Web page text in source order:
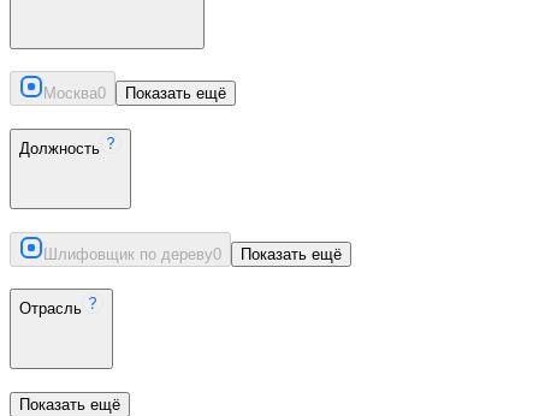
Москва0 Показать ещё
Должность
Шлифовщик по дереву0 Показать ещё
Отрасль
Показать ещё